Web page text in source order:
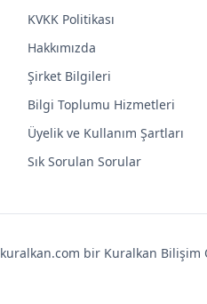
KVKK Politikası
Hakkımızda
Şirket Bilgileri
Bilgi Toplumu Hizmetleri
Üyelik ve Kullanım Şartları
Sık Sorulan Sorular
bir Kuralkan Bilişim